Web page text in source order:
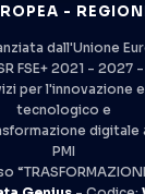
-
dall'Unione
FSE+ 2021 - 2027 -
per l'innovazione
tecnologico e
digitale
PMI